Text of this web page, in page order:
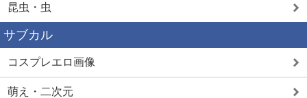
昆虫・虫
サブカル
コスプレエロ画像
萌え・二次元